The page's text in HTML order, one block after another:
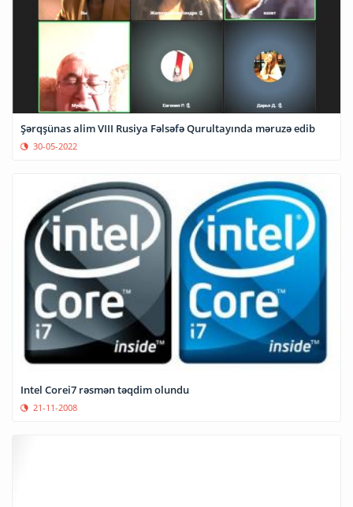
Şərqşünas alim VIII Rusiya Fəlsəfə Qurultayında məruzə edib
30-05-2022
Intel Corei7 rəsmən təqdim olundu
21-11-2008